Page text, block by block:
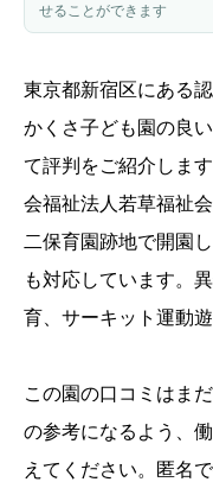
せることができます
東京都新宿区にある
かくさ子ども園の良
て評判をご紹介しま
会福祉法人若草福祉
二保育園跡地で開園
も対応しています。
育、サーキット運動
この園の口コミはま
の参考になるよう、
えてください。匿名